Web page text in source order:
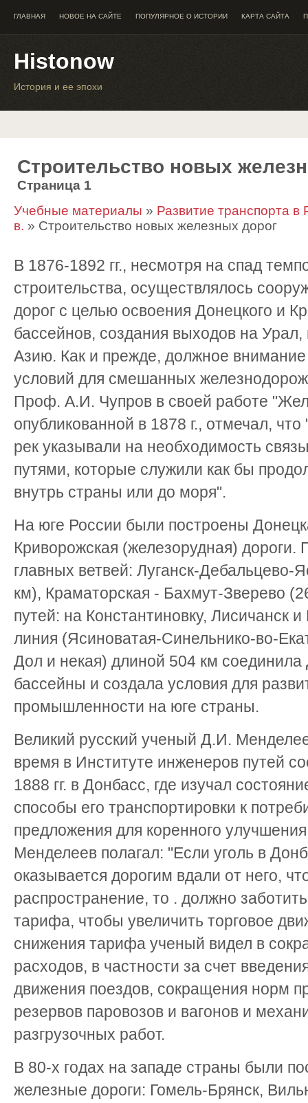
ГЛАВНАЯ НОВОЕ НА САЙТЕ ПОПУЛЯРНОЕ О ИСТОРИИ КАРТА САЙТА
Histonow
История и ее эпохи
Строительство новых
Страница 1
Учебные материалы » Развитие транспорта в
в. » Строительство новых железных дорог
В 1876-1892 гг., несмотря на спад
строительства, осуществлялось
дорог с целью освоения Донецкого и
бассейнов, создания выходов на
Азию. Как и прежде, должное
условий для смешанных
Проф. А.И. Чупров в своей работе
опубликованной в 1878 г., отмечал,
рек указывали на необходимость
путями, которые служили как бы
внутрь страны или до моря".
На юге России были построены
Криворожская (железорудная) дороги.
главных ветвей: Луганск-
км), Краматорская - Бахмут-Зверево
путей: на Константиновку, Лисичанск
линия (Ясиноватая-Синельнико-во-
Дол и некая) длиной 504 км
бассейны и создала условия для
промышленности на юге страны.
Великий русский ученый Д.И.
время в Институте инженеров путей
1888 гг. в Донбасс, где изучал
способы его транспортировки к
предложения для коренного
Менделеев полагал: "Если уголь в
оказывается дорогим вдали от него,
распространение, то . должно
тарифа, чтобы увеличить торговое
снижения тарифа ученый видел в
расходов, в частности за счет
движения поездов, сокращения норм
резервов паровозов и вагонов и
разгрузочных работ.
В 80-х годах на западе страны были
железные дороги: Гомель-Брянск,